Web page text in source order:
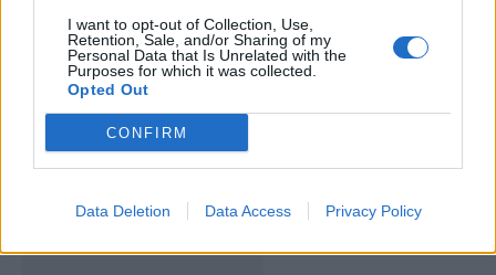
I want to opt-out of Collection, Use,
Retention, Sale, and/or Sharing of my
Personal Data that Is Unrelated with the
Purposes for which it was collected.
Opted Out
CONFIRM
Data Deletion Data Access Privacy Policy
Deputados do PSD saúdam Banda
Sinfónica da ARMAB pelo 1º lugar no
certame internacional de Valência